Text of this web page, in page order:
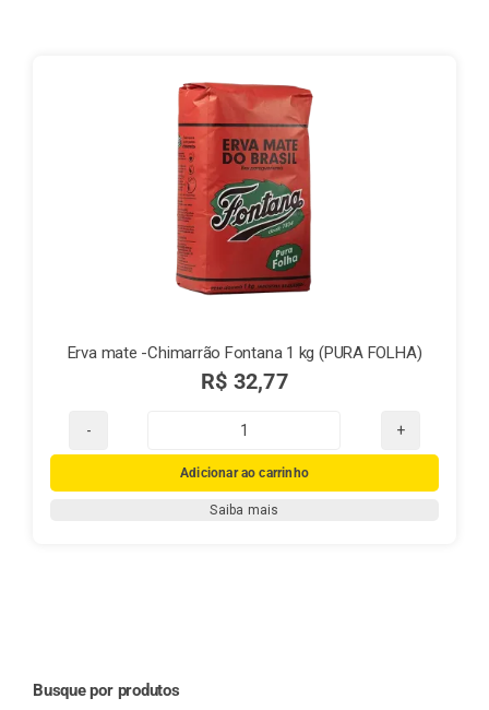
Exportação
Blog
Erva mate -Chimarrão Fontana 1 kg (PURA FOLHA)
R$ 32,77
Erva
mate
-
Adicionar ao carrinho
Saiba mais
Busque por produtos